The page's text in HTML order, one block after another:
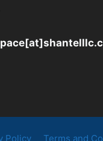
Policy Terms and